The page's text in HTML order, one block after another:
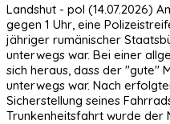
Landshut - pol (14.07.2026)
gegen 1 Uhr, eine
jähriger rumänischer
unterwegs war. Bei einer
sich heraus, dass der "gute"
unterwegs war. Nach
Sicherstellung seines
Trunkenheitsfahrt wurde der